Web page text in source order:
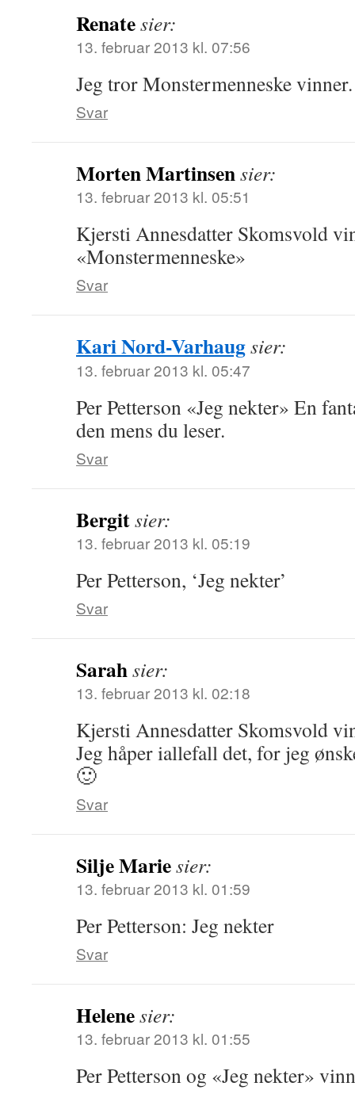
Renatesier:
13. februar 2013 kl. 07:56
Jeg tror Monstermenneske vinner.
Svar
Morten Martinsensier:
13. februar 2013 kl. 05:51
Kjersti Annesdatter Skomsvold
«Monstermenneske»
Svar
Kari Nord-Varhaugsier:
13. februar 2013 kl. 05:47
Per Petterson «Jeg nekter» En
den mens du leser.
Svar
Bergitsier:
13. februar 2013 kl. 05:19
Per Petterson, ‘Jeg nekter’
Svar
Sarahsier:
13. februar 2013 kl. 02:18
Kjersti Annesdatter Skomsvold
Jeg håper iallefall det, for jeg
🙂
Svar
Silje Mariesier:
13. februar 2013 kl. 01:59
Per Petterson: Jeg nekter
Svar
Helenesier:
13. februar 2013 kl. 01:55
Per Petterson og «Jeg nekter»